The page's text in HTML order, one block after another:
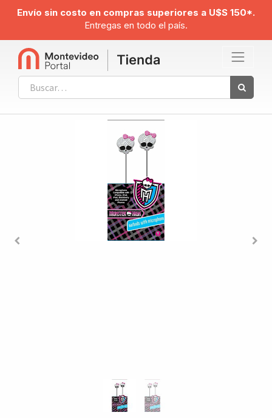
Envío sin costo en compras superiores a U$S 150*.
Entregas en todo el país.